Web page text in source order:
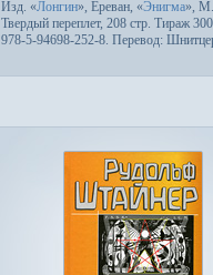
Изд. «Лонгин», Ереван, «Энигма», М.
Твер­дый пе­ре­плет, 208 стр. Тираж
978-5-94698-252-8. Пере­вод: